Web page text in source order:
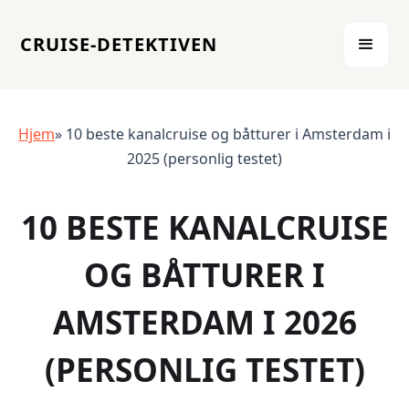
CRUISE-DETEKTIVEN
Hjem» 10 beste kanalcruise og båtturer i Amsterdam i
2025 (personlig testet)
10 BESTE KANALCRUISE
OG BÅTTURER I
AMSTERDAM I 2026
(PERSONLIG TESTET)